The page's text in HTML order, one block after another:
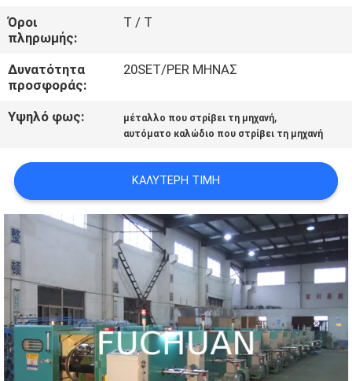
ΕΠΙΚΟΙΝΩΝΉΣΤΕ
ΜΑΖΊ
ΜΑΣ
ΥΠΟΘΈΣΕΙΣ
SITEMAP
PRIVACY
POLICY
Όροι
πληρωμής:
T / T
Δυνατότητα
προσφοράς:
20SET/PER ΜΗΝΑΣ
Υψηλό φως: μέταλλο που στρίβει τη μηχανή,
αυτόματο καλώδιο που στρίβει τη μηχανή
ΚΑΛΎΤΕΡΗ ΤΙΜΉ